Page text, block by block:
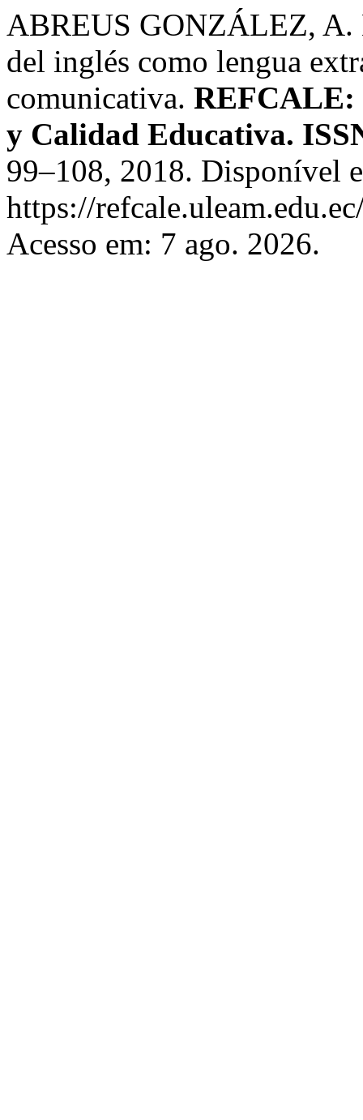
ABREUS GONZÁLEZ, A.
del inglés como lengua
comunicativa. REFCALE:
y Calidad Educativa.
99–108, 2018. Disponível
https://
Acesso em: 7 ago. 2026.